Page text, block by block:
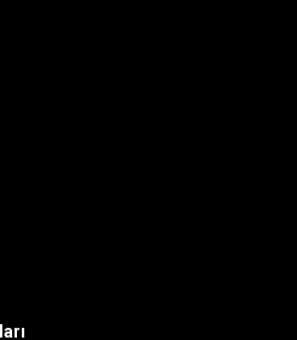
ki, yeteneklerimi
tek bir vuruş
olmalıyım; ama yine de